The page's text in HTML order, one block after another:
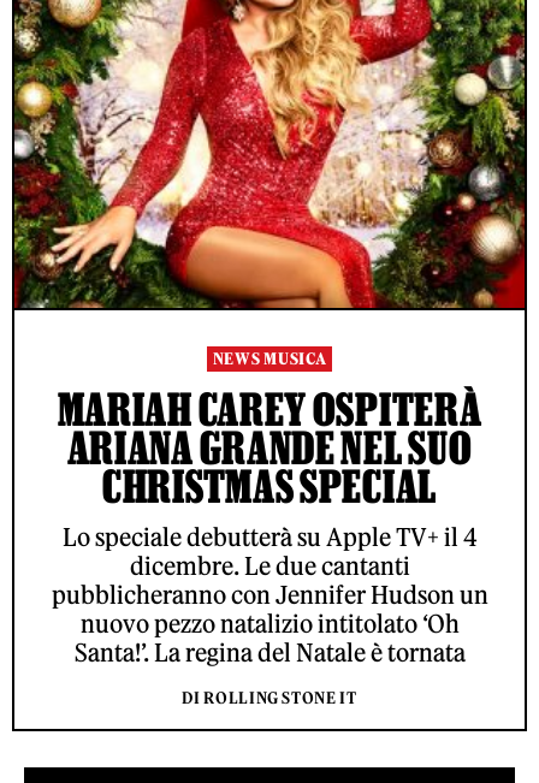
NEWS MUSICA
MARIAH CAREY OSPITERÀ
ARIANA GRANDE NEL SUO
CHRISTMAS SPECIAL
Lo speciale debutterà su Apple TV+ il 4
dicembre. Le due cantanti
pubblicheranno con Jennifer Hudson un
nuovo pezzo natalizio intitolato ‘Oh
Santa!’. La regina del Natale è tornata
DI ROLLING STONE IT